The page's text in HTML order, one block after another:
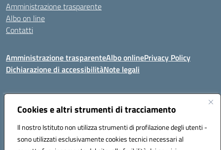
Cookies e altri strumenti di tracciamento
Il nostro Istituto non utilizza strumenti di profilazione degli utenti -
sono utilizzati esclusivamente cookies tecnici necessari al
Amministrazione trasparente
Albo on line
Contatti
Amministrazione trasparenteAlbo onlinePrivacy Policy
Dichiarazione di accessibilitàNote legali
Indirizzo:Via Tirso, 07011 Bono (SS)
Posta elettronica certificata (PEC):ssic820006@pec.istruzione.it
Codice fiscale: 81000530907